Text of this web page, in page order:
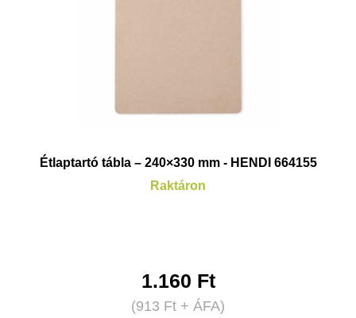
Étlaptartó tábla – 240×330 mm - HENDI 664155
Raktáron
1.160 Ft
(913 Ft + ÁFA)